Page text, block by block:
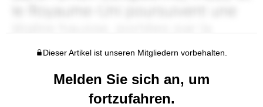
Dieser Artikel ist unseren Mitgliedern vorbehalten.
Melden Sie sich an, um
fortzufahren.